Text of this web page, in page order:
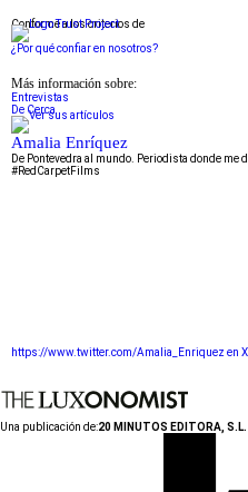
Conforme a los criterios de
¿Por qué confiar en nosotros?
Más información sobre:
Entrevistas
De Cerca
Amalia Enríquez
De Pontevedra al mundo. Periodista donde me
#RedCarpetFilms
https://www.twitter.com/Amalia_Enriquez en X
Una publicación de:20 MINUTOS EDITORA, S.L.